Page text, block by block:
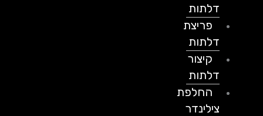
דלתות
פריצת
דלתות
קיצור
דלתות
החלפת
צילינדר